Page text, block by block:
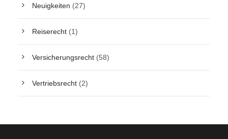
Neuigkeiten (27)
Reiserecht (1)
Versicherungsrecht (58)
Vertriebsrecht (2)